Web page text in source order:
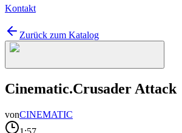
Kontakt
Zurück zum Katalog
Cinematic.Crusader Attack
vonCINEMATIC